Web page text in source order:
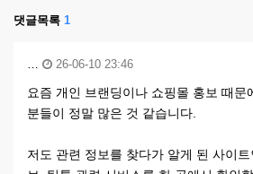
댓글목록 1
… 26-06-10 23:46
요즘 개인 브랜딩이나 쇼핑몰 홍보 때문
분들이 정말 많은 것 같습니다.
저도 관련 정보를 찾다가 알게 된 사이